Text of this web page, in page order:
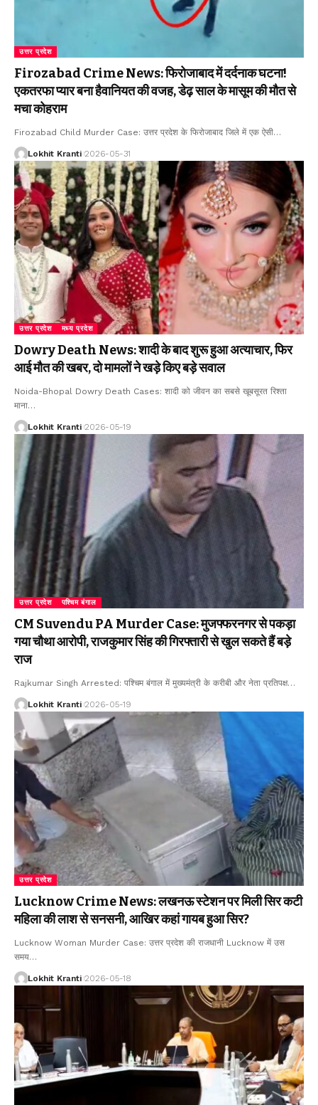
उत्तर प्रदेश
Firozabad Crime News: फिरोजाबाद में दर्दनाक घटना!
एकतरफा प्यार बना हैवानियत की वजह, डेढ़ साल के मासूम की मौत से
मचा कोहराम
Firozabad Child Murder Case: उत्तर प्रदेश के फिरोजाबाद जिले में एक ऐसी…
Lokhit Kranti 2026-05-31
उत्तर प्रदेश मध्य प्रदेश
Dowry Death News: शादी के बाद शुरू हुआ अत्याचार, फिर
आई मौत की खबर, दो मामलों ने खड़े किए बड़े सवाल
Noida-Bhopal Dowry Death Cases: शादी को जीवन का सबसे खूबसूरत रिश्ता
माना…
Lokhit Kranti 2026-05-19
उत्तर प्रदेश पश्चिम बंगाल
CM Suvendu PA Murder Case: मुजफ्फरनगर से पकड़ा
गया चौथा आरोपी, राजकुमार सिंह की गिरफ्तारी से खुल सकते हैं बड़े
राज
Rajkumar Singh Arrested: पश्चिम बंगाल में मुख्यमंत्री के करीबी और नेता प्रतिपक्ष…
Lokhit Kranti 2026-05-19
उत्तर प्रदेश
Lucknow Crime News: लखनऊ स्टेशन पर मिली सिर कटी
महिला की लाश से सनसनी, आखिर कहां गायब हुआ सिर?
Lucknow Woman Murder Case: उत्तर प्रदेश की राजधानी Lucknow में उस
समय…
Lokhit Kranti 2026-05-18